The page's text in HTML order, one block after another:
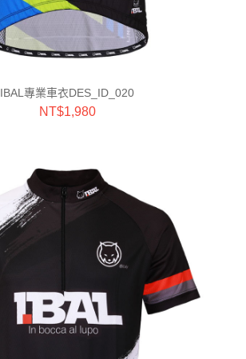
IBAL專業車衣DES_ID_020
NT$1,980